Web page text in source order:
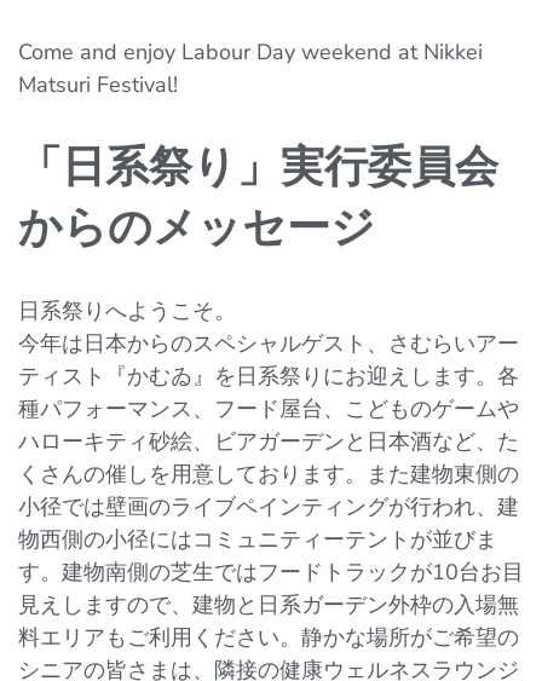
Come and enjoy Labour Day weekend at Nikkei
Matsuri Festival!
「日系祭り」実行委員会
からのメッセージ
日系祭りへようこそ。
今年は日本からのスペシャルゲスト、さむらいアー
ティスト『かむゐ』を日系祭りにお迎えします。各
種パフォーマンス、フード屋台、こどものゲームや
ハローキティ砂絵、ビアガーデンと日本酒など、た
くさんの催しを用意しております。また建物東側の
小径では壁画のライブペインティングが行われ、建
物西側の小径にはコミュニティーテントが並びま
す。建物南側の芝生ではフードトラックが10台お目
見えしますので、建物と日系ガーデン外枠の入場無
料エリアもご利用ください。静かな場所がご希望の
シニアの皆さまは、隣接の健康ウェルネスラウンジ